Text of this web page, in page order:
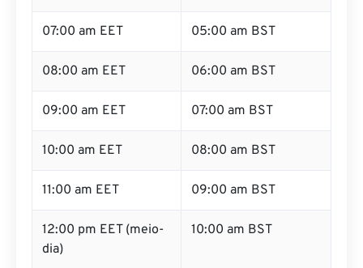
07:00 am EET 05:00 am BST
08:00 am EET 06:00 am BST
09:00 am EET 07:00 am BST
10:00 am EET 08:00 am BST
11:00 am EET 09:00 am BST
12:00 pm EET (meio-
dia)
10:00 am BST